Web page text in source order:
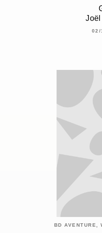
02/
BD AVENTURE,